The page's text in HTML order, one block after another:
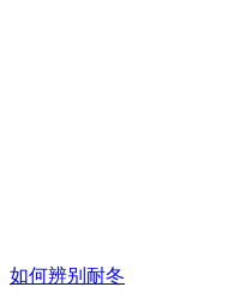
如何辨别耐冬